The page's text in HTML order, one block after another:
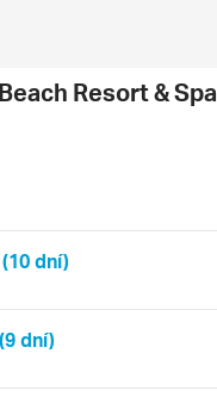
Resort & Spa
dní)
dní)